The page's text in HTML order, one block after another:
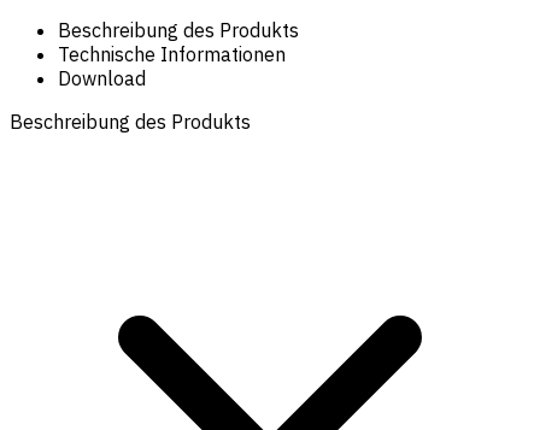
Beschreibung des Produkts
Technische Informationen
Download
Beschreibung des Produkts